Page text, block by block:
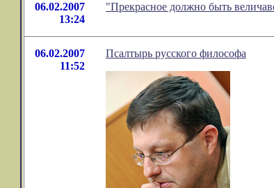
06.02.2007
13:24
"Прекрасное должно быть
06.02.2007
11:52
Псалтырь русского философа